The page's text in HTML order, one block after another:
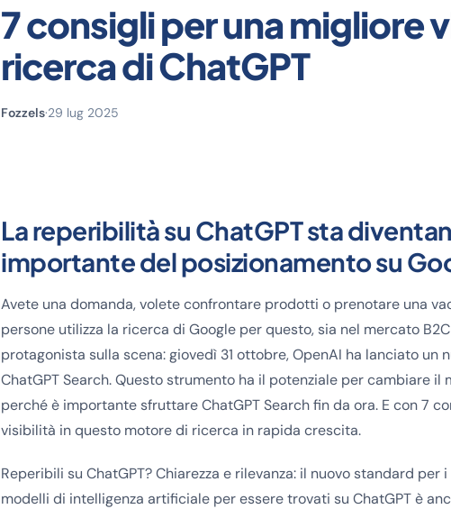
7 consigli per una migliore
ricerca di ChatGPT
Fozzels·29 lug 2025
La reperibilità su ChatGPT sta
importante del posizionamento su
Avete una domanda, volete confrontare prodotti o prenotare una
persone utilizza la ricerca di Google per questo, sia nel mercato B2C
protagonista sulla scena: giovedì 31 ottobre, OpenAI ha lanciato un
ChatGPT Search. Questo strumento ha il potenziale per cambiare
perché è importante sfruttare ChatGPT Search fin da ora. E con 7
visibilità in questo motore di ricerca in rapida crescita.
Reperibili su ChatGPT? Chiarezza e rilevanza: il nuovo standard per
modelli di intelligenza artificiale per essere trovati su ChatGPT è